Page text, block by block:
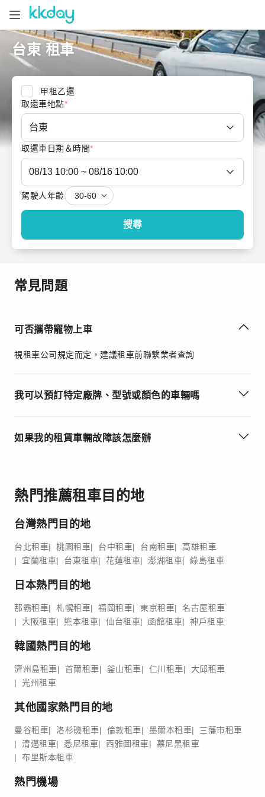
台東 租車
甲租乙還
取還車地點*
取還車日期＆時間*
駕駛人年齡
搜尋
常見問題
可否攜帶寵物上車
視租車公司規定而定，建議租車前聯繫業者查詢
我可以預訂特定廠牌、型號或顏色的車輛嗎
如果我的租賃車輛故障該怎麼辦
熱門推薦租車目的地
台灣熱門目的地
台北租車 桃園租車 台中租車 台南租車
高雄租車
宜蘭租車
台東租車 花蓮租車 澎湖租車 綠島租車
日本熱門目的地
那霸租車 札幌租車 福岡租車 東京租車
名古屋租車
大阪租車
熊本租車 仙台租車 函館租車 神戶租車
韓國熱門目的地
濟州島租車 首爾租車 釜山租車 仁川租車
大邱租車
光州租車
其他國家熱門目的地
曼谷租車 洛杉磯租車 倫敦租車 墨爾本租車
三藩市租車
清邁租車
悉尼租車 西雅圖租車
慕尼黑租車
布里斯本租車
熱門機場